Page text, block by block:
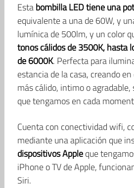
Estabombilla LED tiene una
equivalente a una de 60W, y
lumínica de 500lm, y un color
tonos cálidos de 3500K, hasta
de 6000K. Perfecta para
estancia de la casa, creando
más cálido, intimo o
que tengamos en cada
Cuenta con conectividad wifi,
mediante una aplicación que
dispositivos Appleque
iPhone o TV de Apple,
Siri.